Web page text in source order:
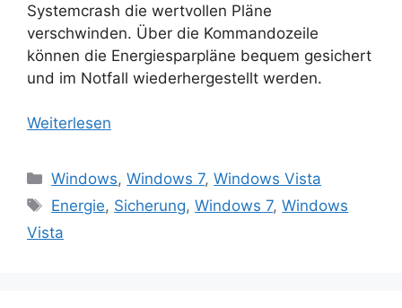
Systemcrash die wertvollen Pläne
verschwinden. Über die Kommandozeile
können die Energiesparpläne bequem gesichert
und im Notfall wiederhergestellt werden.
Weiterlesen
Kategorien
Windows,Windows 7,Windows Vista
Schlagwörter
Energie, Sicherung,Windows 7,Windows
Vista